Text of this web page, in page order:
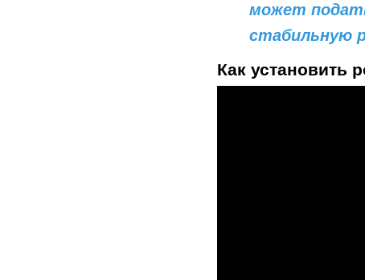
может
стабильную
Как установить